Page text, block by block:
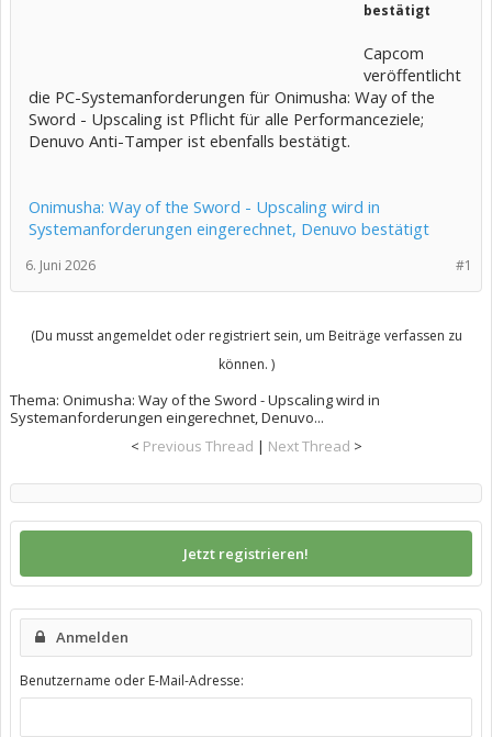
bestätigt
Capcom
veröffentlicht
die PC-Systemanforderungen für Onimusha: Way of the
Sword - Upscaling ist Pflicht für alle Performanceziele;
Denuvo Anti-Tamper ist ebenfalls bestätigt.
Onimusha: Way of the Sword - Upscaling wird in
Systemanforderungen eingerechnet, Denuvo bestätigt
#1
6. Juni 2026
(Du musst angemeldet oder registriert sein, um Beiträge verfassen zu
können. )
Thema: Onimusha: Way of the Sword - Upscaling wird in
Systemanforderungen eingerechnet, Denuvo...
< Previous Thread | Next Thread >
Jetzt registrieren!
Anmelden
Benutzername oder E-Mail-Adresse: